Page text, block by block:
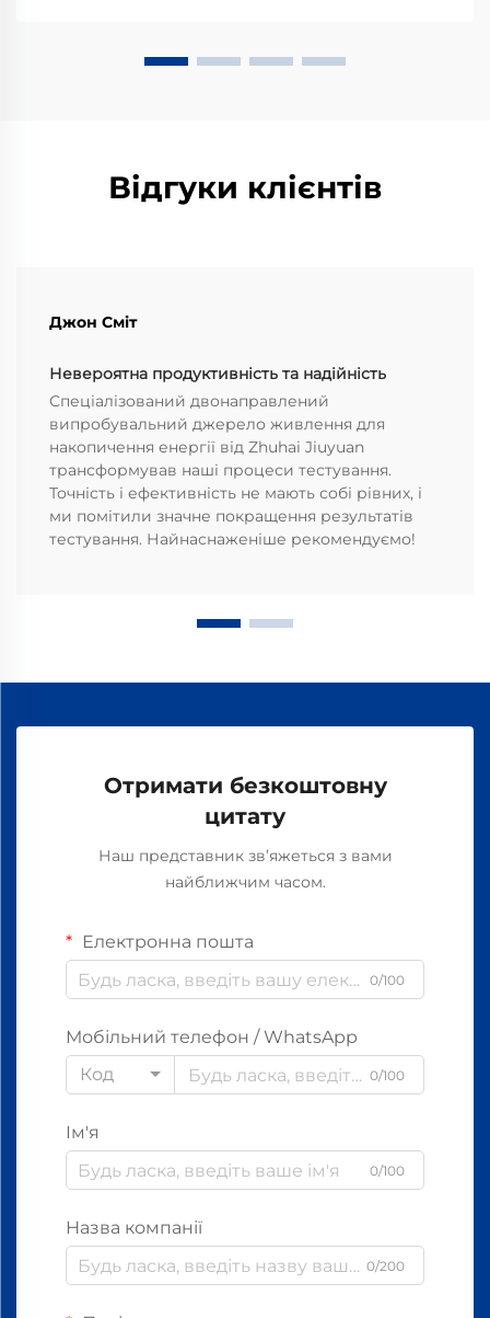
Відгуки клієнтів
Джон Сміт
Невероятна продуктивність та надійність
Спеціалізований двонаправлений
випробувальний джерело живлення для
накопичення енергії від Zhuhai Jiuyuan
трансформував наші процеси тестування.
Точність і ефективність не мають собі рівних, і
ми помітили значне покращення результатів
тестування. Найнаснаженіше рекомендуємо!
Отримати безкоштовну
цитату
Наш представник зв’яжеться з вами
найближчим часом.
Електронна пошта
0/100
Мобільний телефон / WhatsApp
Код
0/100
Ім'я
0/100
Назва компанії
0/200